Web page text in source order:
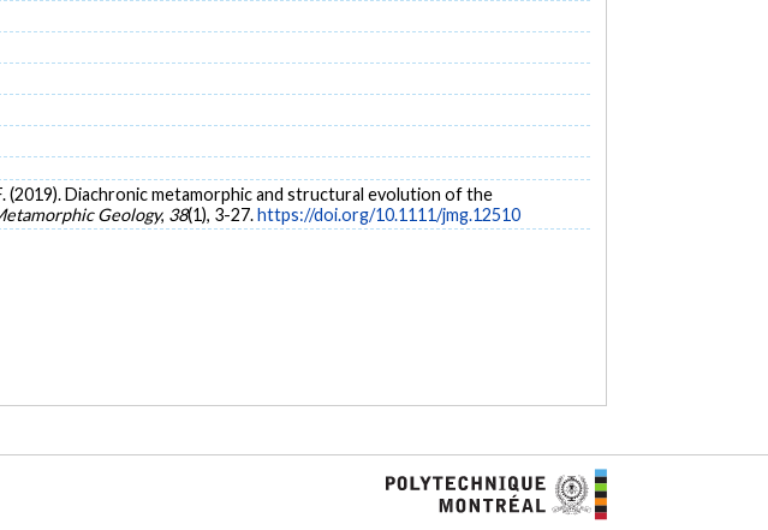
(2019). Diachronic metamorphic and structural evolution of the
Geology, 38(1), 3-27.https://doi.org/10.1111/jmg.12510